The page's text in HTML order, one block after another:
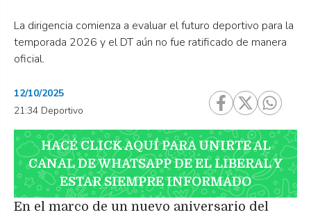
La dirigencia comienza a evaluar el futuro deportivo para la
temporada 2026 y el DT aún no fue ratificado de manera
oficial.
12/10/2025
21:34 Deportivo
HACÉ CLICK AQUÍ PARA UNIRTE AL
CANAL DE WHATSAPP DE EL LIBERAL Y
ESTAR SIEMPRE INFORMADO
En el marco de un nuevo aniversario del